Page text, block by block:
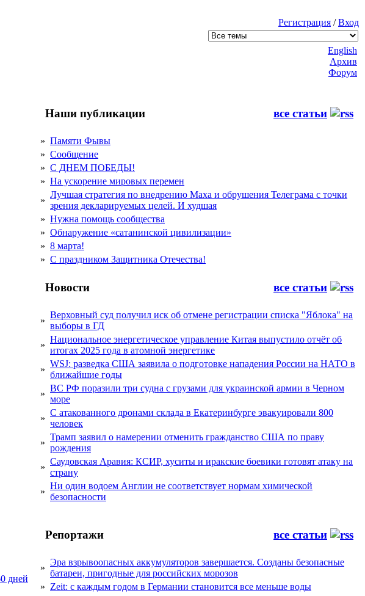
Регистрация /Вход
дней
English
Архив
Форум
Наши публикации все статьи
» Памяти Фывы
» Сообщение
» С ДНЕМ ПОБЕДЫ!
» На ускорение мировых перемен
»
Лучшая стратегия по внедрению Маха и обрушения Телеграма с точки
зрения декларируемых целей. И худшая
» Нужна помощь сообщества
» Обнаружение «сатанинской цивилизации»
» 8 марта!
» С праздником Защитника Отечества!
Новости все статьи
»
Верховный суд получил иск об отмене регистрации списка "Яблока" на
выборы в ГД
»
Национальное энергетическое управление Китая выпустило отчёт об
итогах 2025 года в атомной энергетике
»
WSJ: разведка США заявила о подготовке нападения России на НАТО в
ближайшие годы
»
ВС РФ поразили три судна с грузами для украинской армии в Черном
море
»
С атакованного дронами склада в Екатеринбурге эвакуировали 800
человек
»
Трамп заявил о намерении отменить гражданство США по праву
рождения
»
Саудовская Аравия: КСИР, хуситы и иракские боевики готовят атаку на
страну
»
Ни один водоем Англии не соответствует нормам химической
безопасности
Репортажи все статьи
»
Эра взрывоопасных аккумуляторов завершается. Созданы безопасные
батареи, пригодные для российских морозов
» Zeit: с каждым годом в Германии становится все меньше воды